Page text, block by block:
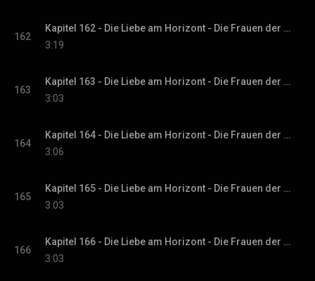
162
Kapitel 162 - Die Liebe am Horizont - Die Frauen der Villa Sommerwind, Band 3
3:19
163
Kapitel 163 - Die Liebe am Horizont - Die Frauen der Villa Sommerwind, Band 3
3:03
164
Kapitel 164 - Die Liebe am Horizont - Die Frauen der Villa Sommerwind, Band 3
3:06
165
Kapitel 165 - Die Liebe am Horizont - Die Frauen der Villa Sommerwind, Band 3
3:03
166
Kapitel 166 - Die Liebe am Horizont - Die Frauen der Villa Sommerwind, Band 3
3:03